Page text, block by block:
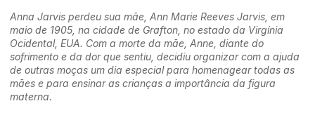
Anna Jarvis perdeu sua mãe, Ann Marie Reeves Jarvis, em
maio de 1905, na cidade de Grafton, no estado da Virgínia
Ocidental, EUA. Com a morte da mãe, Anne, diante do
sofrimento e da dor que sentiu, decidiu organizar com a ajuda
de outras moças um dia especial para homenagear todas as
mães e para ensinar as crianças a importância da figura
materna.